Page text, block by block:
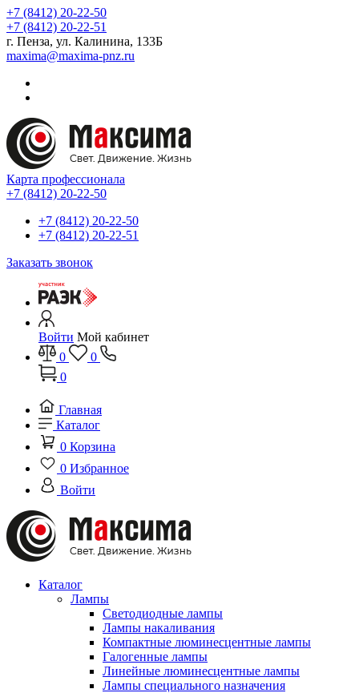
+7 (8412) 20-22-50
+7 (8412) 20-22-51
г. Пенза, ул. Калинина, 133Б
maxima@maxima-pnz.ru
Карта профессионала
+7 (8412) 20-22-50
+7 (8412) 20-22-50
+7 (8412) 20-22-51
Заказать звонок
Войти Мой кабинет
0
0
0
Главная
Каталог
0 Корзина
0 Избранное
Войти
Каталог
Лампы
Светодиодные лампы
Лампы накаливания
Компактные люминесцентные лампы
Галогенные лампы
Линейные люминесцентные лампы
Лампы специального назначения